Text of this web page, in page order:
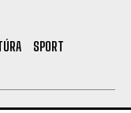
SPORT